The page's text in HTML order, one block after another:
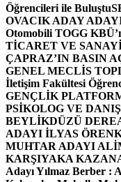
Öğrencileri ile Buluştu
OVACIK ADAY
Otomobili TOGG
TİCARET VE
ÇAPRAZ’IN BASIN
GENEL MECLİS
İletişim Fakültesi
GENÇLİK
PSİKOLOG VE
BEYLİKDÜZÜ
ADAYI İLYAS ÖREN
MUHTAR ADAYI
KARŞIYAKA
Adayı Yılmaz Berber